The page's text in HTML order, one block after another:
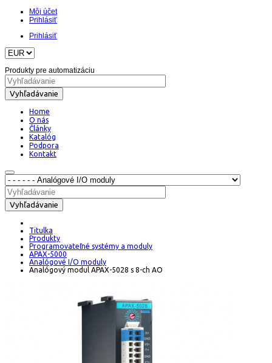
Môj účet
Prihlásiť
Prihlásiť
Produkty pre automatizáciu
Vyhľadávanie
Home
O nás
Články
Katalóg
Podpora
Kontakt
Vyhľadávanie
Titulka
Produkty
Programovateľné systémy a moduly
APAX-5000
Analógové I/O moduly
Analógový modul APAX-5028 s 8-ch AO